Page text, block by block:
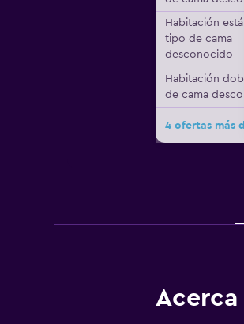
Habitación
tipo de cama
desconocido
Habitación
de cama
4 ofertas más
Acerca